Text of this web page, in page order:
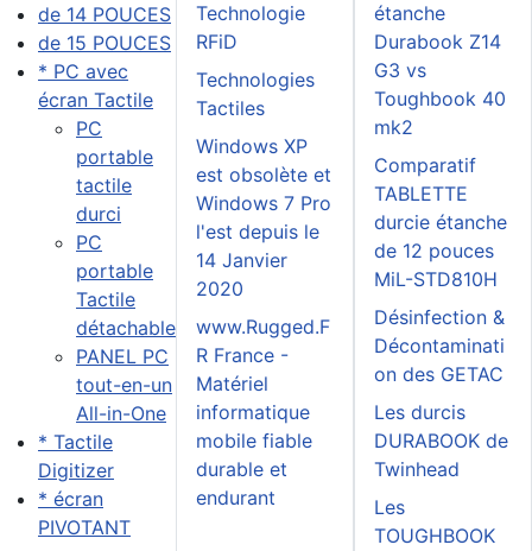
de 14 POUCES
de 15 POUCES
* PC avec
écran Tactile
PC
portable
tactile
durci
PC
portable
Tactile
détachable
PANEL PC
tout-en-un
All-in-One
* Tactile
Digitizer
* écran
PIVOTANT
Technologie
RFiD
Technologies
Tactiles
Windows XP
est obsolète et
Windows 7 Pro
l'est depuis le
14 Janvier
2020
www.Rugged.F
R France -
Matériel
informatique
mobile fiable
durable et
endurant
étanche
Durabook Z14
G3 vs
Toughbook 40
mk2
Comparatif
TABLETTE
durcie étanche
de 12 pouces
MiL-STD810H
Désinfection &
Décontaminati
on des GETAC
Les durcis
DURABOOK de
Twinhead
Les
TOUGHBOOK